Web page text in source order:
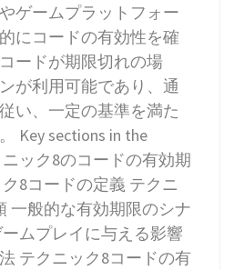
ゲームプラットフォー
にコードの有効性を確
ードが期限切れの場
が利用可能であり、通
い、一定の基準を満た
Key sections in the
ック8のコードの有効期
8コードの定義 テクニ
一般的な有効期限のシナ
ムプレイに与える影響
テクニック8コードの有